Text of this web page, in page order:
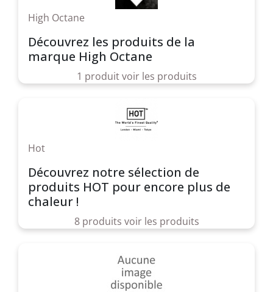
High Octane
Découvrez les produits de la
marque High Octane
1 produit voir les produits
Hot
Découvrez notre sélection de
produits HOT pour encore plus de
chaleur !
8 produits voir les produits